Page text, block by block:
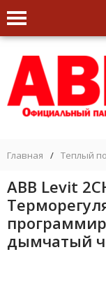
Главная / Теплый
ABB Levit
дымчатый